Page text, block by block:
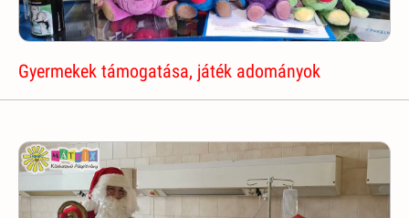
Gyermekek támogatása, játék adományok